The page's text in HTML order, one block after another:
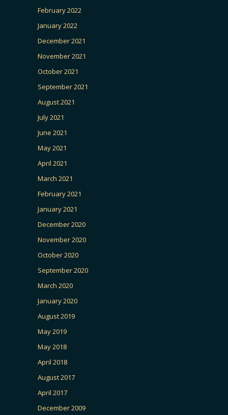
February 2022
January 2022
December 2021
November 2021
October 2021
September 2021
August 2021
July 2021
June 2021
May 2021
April 2021
March 2021
February 2021
January 2021
December 2020
November 2020
October 2020
September 2020
March 2020
January 2020
August 2019
May 2019
May 2018
April 2018
August 2017
April 2017
December 2009